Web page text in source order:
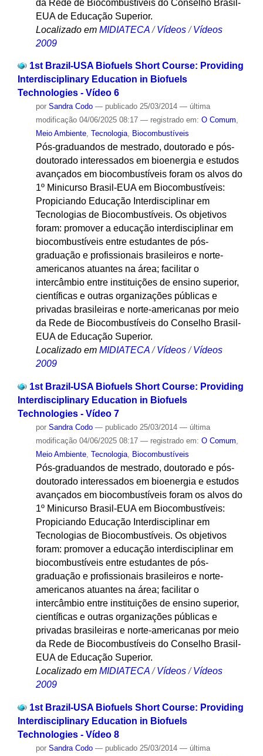
da Rede de Biocombustíveis do Conselho Brasil-
EUA de Educação Superior.
Localizado em MIDIATECA /Vídeos /Vídeos
2009
1st Brazil-USA Biofuels Short Course: Providing
Interdisciplinary Education in Biofuels
Technologies - Vídeo 6
por Sandra Codo — publicado25/03/2014 — última
modificação04/06/2025 08:17 — registrado em: O Comum,
Meio Ambiente, Tecnologia, Biocombustíveis
Pós-graduandos de mestrado, doutorado e pós-
doutorado interessados em bioenergia e estudos
avançados em biocombustíveis foram os alvos do
1º Minicurso Brasil-EUA em Biocombustíveis:
Propiciando Educação Interdisciplinar em
Tecnologias de Biocombustíveis. Os objetivos
foram: promover a educação interdisciplinar em
biocombustíveis entre estudantes de pós-
graduação e profissionais brasileiros e norte-
americanos atuantes na área; facilitar o
intercâmbio entre instituições de ensino superior,
científicas e outras organizações públicas e
privadas brasileiras e norte-americanas por meio
da Rede de Biocombustíveis do Conselho Brasil-
EUA de Educação Superior.
Localizado em MIDIATECA / Vídeos / Vídeos
2009
1st Brazil-USA Biofuels Short Course: Providing
Interdisciplinary Education in Biofuels
Technologies - Vídeo 7
por Sandra Codo — publicado25/03/2014 — última
modificação04/06/2025 08:17 — registrado em: O Comum,
Meio Ambiente, Tecnologia, Biocombustíveis
Pós-graduandos de mestrado, doutorado e pós-
doutorado interessados em bioenergia e estudos
avançados em biocombustíveis foram os alvos do
1º Minicurso Brasil-EUA em Biocombustíveis:
Propiciando Educação Interdisciplinar em
Tecnologias de Biocombustíveis. Os objetivos
foram: promover a educação interdisciplinar em
biocombustíveis entre estudantes de pós-
graduação e profissionais brasileiros e norte-
americanos atuantes na área; facilitar o
intercâmbio entre instituições de ensino superior,
científicas e outras organizações públicas e
privadas brasileiras e norte-americanas por meio
da Rede de Biocombustíveis do Conselho Brasil-
EUA de Educação Superior.
Localizado em MIDIATECA /Vídeos /Vídeos
2009
1st Brazil-USA Biofuels Short Course: Providing
Interdisciplinary Education in Biofuels
Technologies - Vídeo 8
por Sandra Codo — publicado25/03/2014 — última